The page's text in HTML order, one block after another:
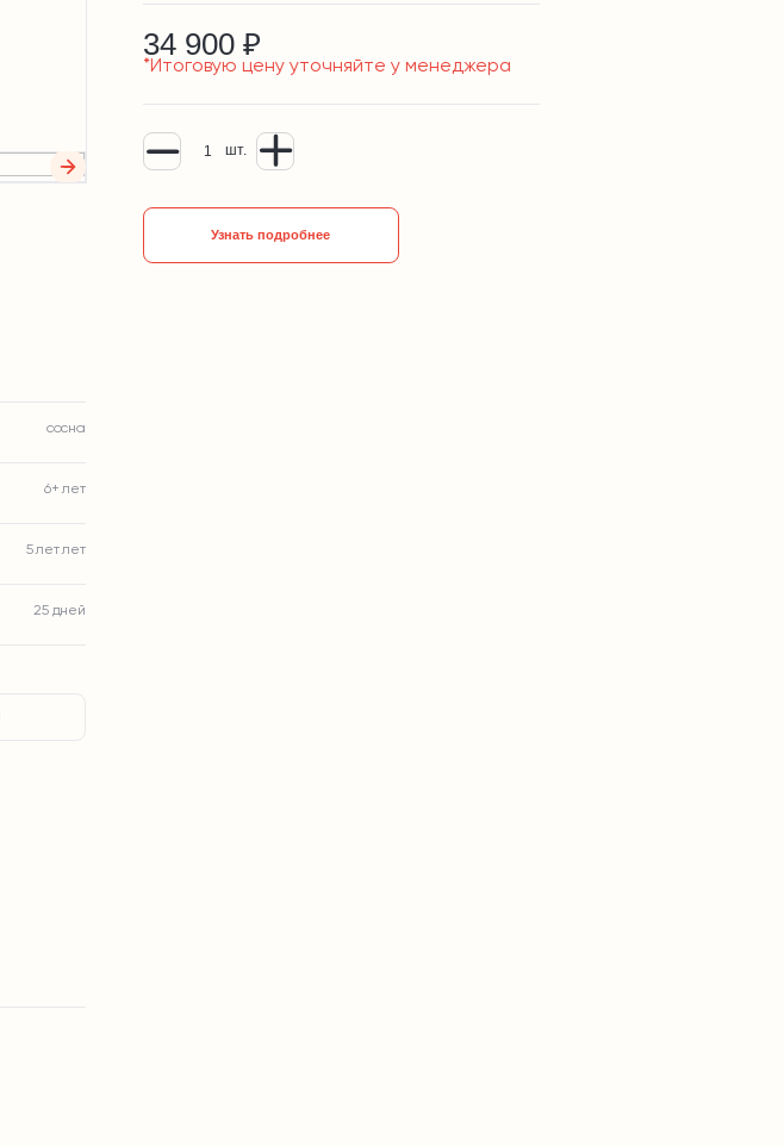
34 900 ₽
*Итоговую цену уточняйте у менеджера
шт.
Узнать подробнее
сосна
6+ лет
5 лет лет
25 дней